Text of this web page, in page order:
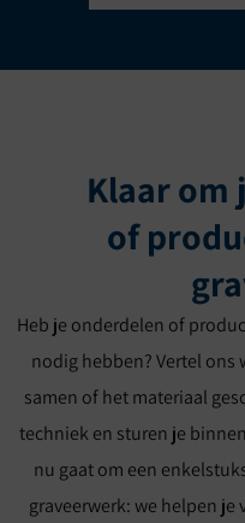
Klaar om
of
Heb je onderdelen of
nodig hebben? Vertel ons
samen of het materiaal
techniek en sturen je
nu gaat om een
graveerwerk: we helpen